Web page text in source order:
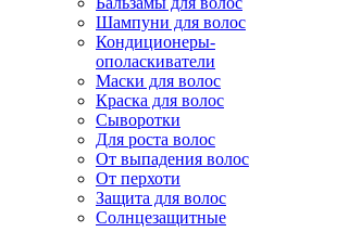
Шампуни для волос
Кондиционеры-
ополаскиватели
Маски для волос
Краска для волос
Сыворотки
Для роста волос
От выпадения волос
От перхоти
Защита для волос
Солнцезащитные